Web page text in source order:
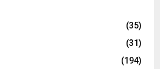
(35)
(31)
(194)